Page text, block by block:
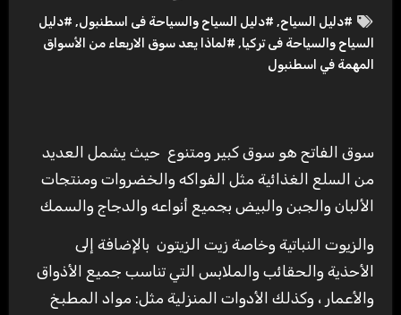
#دليل السياح, #دليل السياح والسياحة فى اسطنبول, #دليل
السياح والسياحة فى تركيا, #لماذا يعد سوق الاربعاء من الأسواق
المهمة في اسطنبول
سوق الفاتح هو سوق كبير ومتنوع حيث يشمل العديد
من السلع الغذائية مثل الفواكه والخضروات ومنتجات
الألبان والجبن والبيض بجميع أنواعه والدجاج والسمك
والزيوت النباتية وخاصة زيت الزيتون بالإضافة إلى
الأحذية والحقائب والملابس التي تناسب جميع الأذواق
والأعمار ، وكذلك الأدوات المنزلية مثل: مواد المطبخ